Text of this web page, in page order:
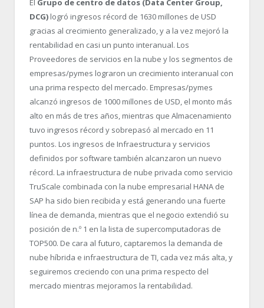
El Grupo de centro de datos (Data Center Group,
DCG) logró ingresos récord de 1630 millones de USD
gracias al crecimiento generalizado, y a la vez mejoró la
rentabilidad en casi un punto interanual. Los
Proveedores de servicios en la nube y los segmentos de
empresas/pymes lograron un crecimiento interanual con
una prima respecto del mercado. Empresas/pymes
alcanzó ingresos de 1000 millones de USD, el monto más
alto en más de tres años, mientras que Almacenamiento
tuvo ingresos récord y sobrepasó al mercado en 11
puntos. Los ingresos de Infraestructura y servicios
definidos por software también alcanzaron un nuevo
récord. La infraestructura de nube privada como servicio
TruScale combinada con la nube empresarial HANA de
SAP ha sido bien recibida y está generando una fuerte
línea de demanda, mientras que el negocio extendió su
posición de n.º 1 en la lista de supercomputadoras de
TOP500. De cara al futuro, captaremos la demanda de
nube híbrida e infraestructura de TI, cada vez más alta, y
seguiremos creciendo con una prima respecto del
mercado mientras mejoramos la rentabilidad.